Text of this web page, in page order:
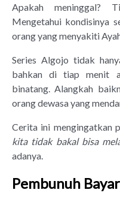
Apakah meninggal?
Mengetahui kondisinya
orang yang menyakiti
Series Algojo tidak
bahkan di tiap menit
binatang. Alangkah
orang dewasa yang
Cerita ini mengingatkan
kita tidak bakal bisa
adanya.
Pembunuh